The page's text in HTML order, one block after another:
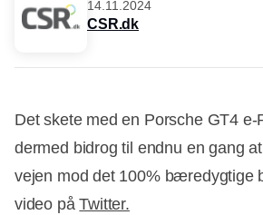
14.11.2024
CSR.dk
Det skete med en Porsche GT4
dermed bidrog til endnu en gang
vejen mod det 100% bæredygtige
video påTwitter.